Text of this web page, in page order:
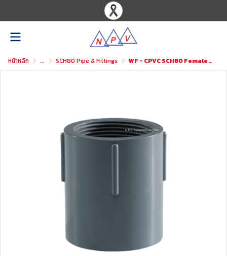
หน้าหลัก ... SCH80 Pipe & Fittings WF - CPVC SCH80 Female Adaptor NPT